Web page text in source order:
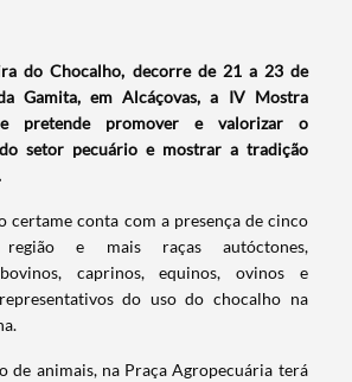
do Chocalho, decorre de 21 a 23 de
Gamita, em Alcáçovas, a IV Mostra
pretende promover e valorizar o
setor pecuário e mostrar a tradição
certame conta com a presença de cinco
e mais raças autóctones,
bovinos, caprinos, equinos, ovinos e
do uso do chocalho na
de animais, na Praça Agropecuária terá